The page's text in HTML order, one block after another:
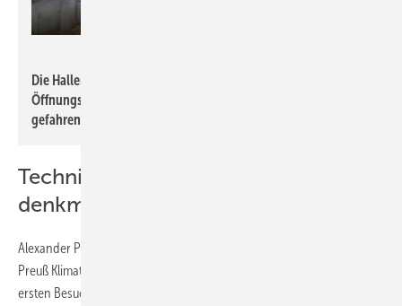
Die Hallenluft wird bei geringer Belegung sowie außerhalb der
Öffnungszeiten vom Wolf RLT-Gerät KG Top im Umluftbetrieb
gefahren und dabei über ein Kühlregister entfeuchtet.
Technische Herausforderungen in
denkmalgeschützter Bausubstanz
Alexander Preuß, Projektleiter bei der die Klimatechnik ausführenden
Preuß Klimatechnik GmbH aus Mettmann, erinnert sich an seinen
ersten Besuch in der komplett leeren Halle im Winter: „Für uns stellte